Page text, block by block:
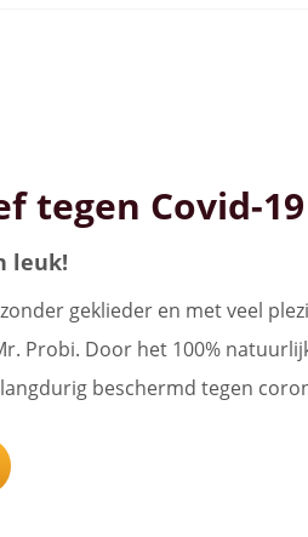
tegen Covid-
leuk!
geklieder en met veel
Probi. Door het 100%
beschermd tegen